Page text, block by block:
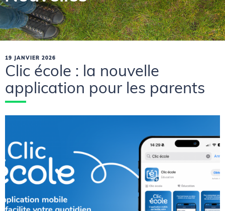
19 JANVIER 2026
Clic école : la nouvelle
application pour les parents